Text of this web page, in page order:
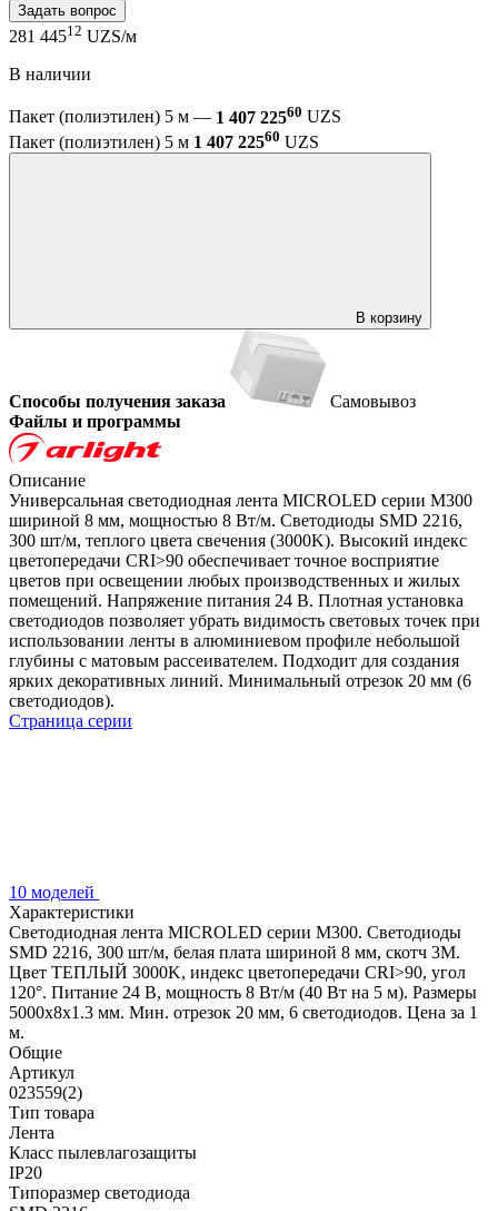
Задать вопрос
281 44512 UZS/м
В наличии
Пакет (полиэтилен) 5 м — 1 407 22560 UZS
Пакет (полиэтилен) 5 м 1 407 22560 UZS
В корзину
Способы получения заказа
Самовывоз
Файлы и программы
Описание
Универсальная светодиодная лента MICROLED серии M300
шириной 8 мм, мощностью 8 Вт/м. Светодиоды SMD 2216,
300 шт/м, теплого цвета свечения (3000K). Высокий индекс
цветопередачи CRI>90 обеспечивает точное восприятие
цветов при освещении любых производственных и жилых
помещений. Напряжение питания 24 В. Плотная установка
светодиодов позволяет убрать видимость световых точек при
использовании ленты в алюминиевом профиле небольшой
глубины с матовым рассеивателем. Подходит для создания
ярких декоративных линий. Минимальный отрезок 20 мм (6
светодиодов).
Страница серии
10 моделей
Характеристики
Светодиодная лента MICROLED серии M300. Светодиоды
SMD 2216, 300 шт/м, белая плата шириной 8 мм, скотч 3M.
Цвет ТЕПЛЫЙ 3000K, индекс цветопередачи CRI>90, угол
120°. Питание 24 В, мощность 8 Вт/м (40 Вт на 5 м). Размеры
5000x8x1.3 мм. Мин. отрезок 20 мм, 6 светодиодов. Цена за 1
м.
Общие
Артикул
023559(2)
Тип товара
Лента
Класс пылевлагозащиты
IP20
Типоразмер светодиода